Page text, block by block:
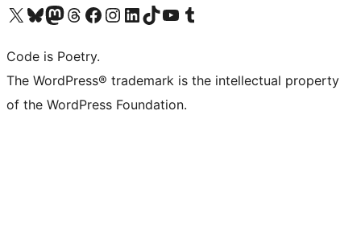
Visita il nostro account X (ex Twitter)
Visita il nostro account Bluesky
Visita il nostro account Mastodon
Visita il nostro account Threads
Visita la nostra pagina Facebook
Visita il nostro account Instagram
Visita il nostro account LinkedIn
Visita il nostro account TikTok
Visita il nostro canale YouTube
Visita il nostro account Tumblr
Code is Poetry.
The WordPress® trademark is the intellectual property
of the WordPress Foundation.